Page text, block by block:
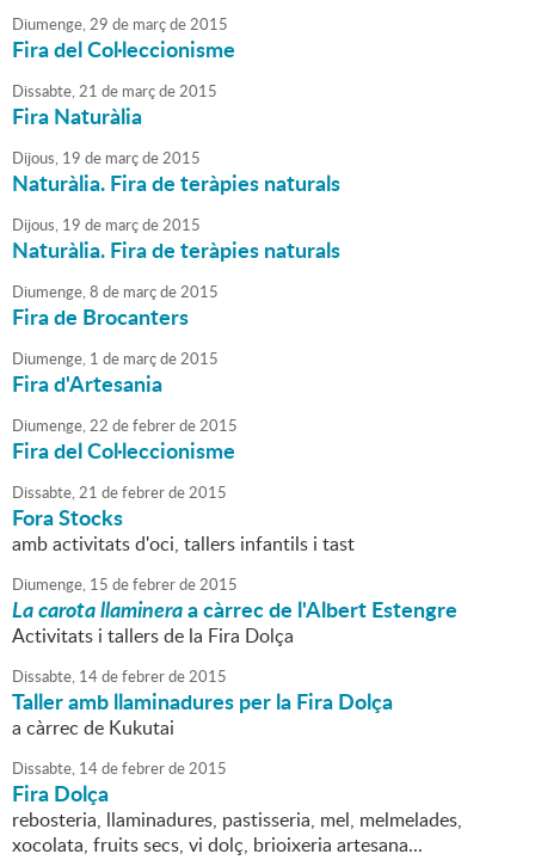
Diumenge,29 de marçde2015
Fira del Col·leccionisme
Dissabte,21 de marçde2015
Fira Naturàlia
Dijous, 19 de marçde2015
Naturàlia. Fira de teràpies naturals
Dijous, 19 de marçde2015
Naturàlia. Fira de teràpies naturals
Diumenge,8 de marçde2015
Fira de Brocanters
Diumenge, 1 de marçde2015
Fira d'Artesania
Diumenge,22 defebrerde2015
Fira del Col·leccionisme
Dissabte,21 defebrerde2015
Fora Stocks
amb activitats d'oci, tallers infantils i tast
Diumenge, 15 defebrerde2015
La carota llamineraa càrrec de l'Albert Estengre
Activitats i tallers de la Fira Dolça
Dissabte, 14defebrerde2015
Taller amb llaminadures per la Fira Dolça
a càrrec de Kukutai
Dissabte, 14defebrerde2015
Fira Dolça
rebosteria, llaminadures, pastisseria, mel, melmelades,
xocolata, fruits secs, vi dolç, brioixeria artesana...